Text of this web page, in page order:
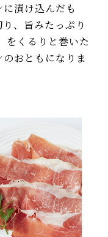
漬け込んだも
、旨みたっぷり
をくるりと巻いた
おともになりま